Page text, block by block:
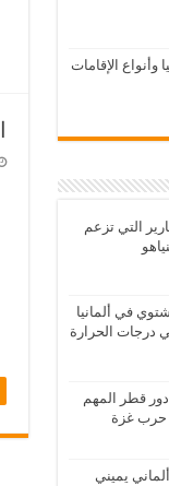
الإقامات
التي تزعم
في ألمانيا
درجات الحرارة
دور قطر المهم
حرب غزة
يميني